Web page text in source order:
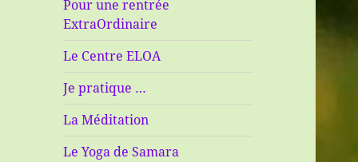
Pour une rentrée
ExtraOrdinaire
Le Centre ELOA
Je pratique …
La Méditation
Le Yoga de Samara